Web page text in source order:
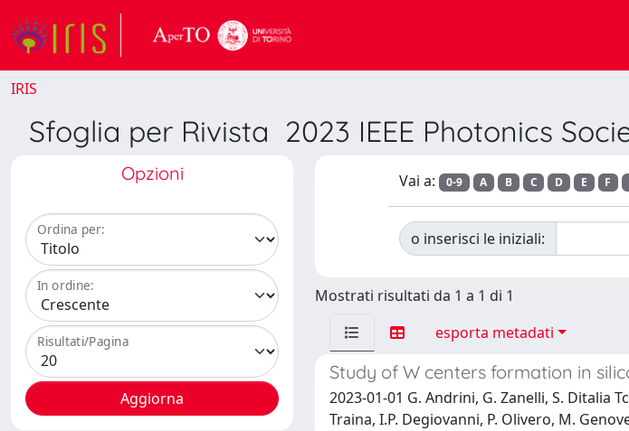
IRIS
Sfoglia per Rivista 2023 IEEE Photonics
Opzioni
Ordina per:
In ordine:
Risultati/Pagina
Vai a: 0-9 A B C D E F
o inserisci le iniziali:
Mostrati risultati da 1 a 1 di 1
esporta metadati
Study of W centers formation in
2023-01-01 G. Andrini, G. Zanelli, S. Ditalia
Traina, I.P. Degiovanni, P. Olivero, M.